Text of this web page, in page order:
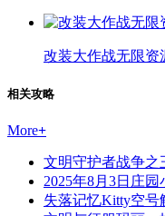
改装大作战无限资
相关攻略
More+
文明守护者战争之
2025年8月3日庄
失落记忆Kitty空号